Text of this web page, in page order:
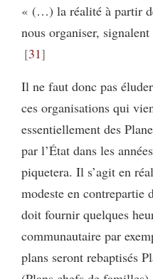
« (…) la réalité à partir
nous organiser,
31
Il ne faut donc pas
ces organisations qui
essentiellement des
par l’État dans les
piquetera. Il s’agit en
modeste en contrepartie
doit fournir quelques
communautaire par
plans seront rebaptisés